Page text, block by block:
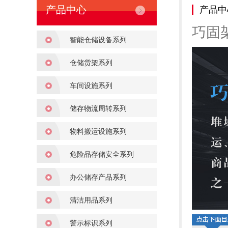
产品中心
智能仓储设备系列
仓储货架系列
车间设施系列
储存物流周转系列
物料搬运设施系列
危险品存储安全系列
办公储存产品系列
清洁用品系列
警示标识系列
产品
巧固